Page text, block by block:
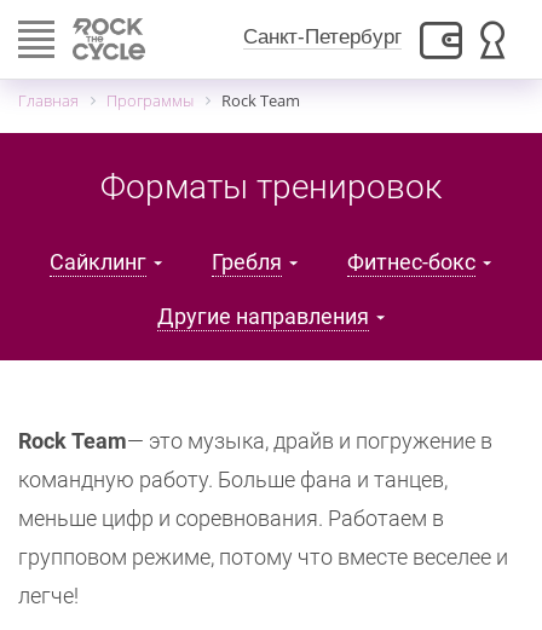
Санкт-Петербург
Toggle
navigation
Главная Программы Rock Team
Форматы тренировок
Сайклинг Гребля Фитнес-бокс
Другие направления
Rock Team— это музыка, драйв и погружение в
командную работу. Больше фана и танцев,
меньше цифр и соревнования. Работаем в
групповом режиме, потому что вместе веселее и
легче!